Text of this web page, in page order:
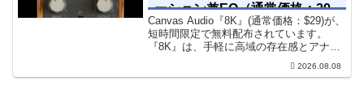
ーション兼EQ（通常価格：29
ドル）
Canvas Audio『8K』(通常価格：$29)が、
短時間限定で無料配布されています。
『8K』は、手軽に高域の存在感とアナロ
グ的な質感をミックスに加えることがで
きる「8kHz」に特化したコンソールスタ
2026.08.08